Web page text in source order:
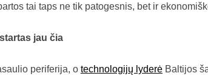
tai taps ne tik patogesnis, bet ir
jau čia
periferija, o technologijų lyderė Baltijos